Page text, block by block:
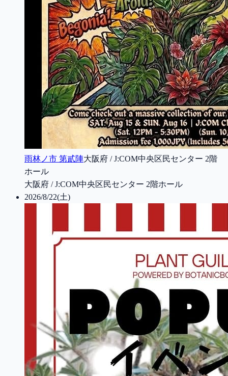
雨林ノ市 第貳陣大阪府 / J:COM中央区民センター 2階
ホール
大阪府 / J:COM中央区民センター 2階ホール
2026/8/22(土)